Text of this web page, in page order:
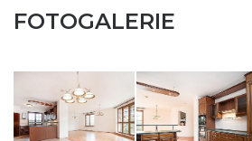
FOTOGALERIE